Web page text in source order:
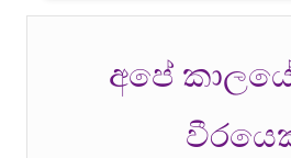
අපේ